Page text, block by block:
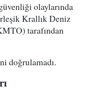
olaylarında
Krallık Deniz
tarafından
doğrulamadı.